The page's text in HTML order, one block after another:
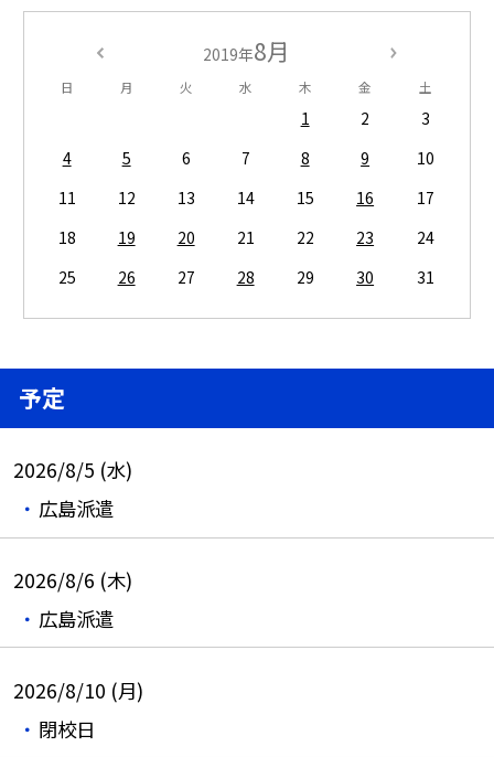
2019年8月
日 月 火 水 木 金 土
1 2
3
4
5 6 7 8 9
10
11
12 13 14 15 16
17
18
19 20 21 22 23
24
25
26 27 28 29 30 31
予定
2026/8/5 (水)
広島派遣
2026/8/6 (木)
広島派遣
2026/8/10 (月)
閉校日